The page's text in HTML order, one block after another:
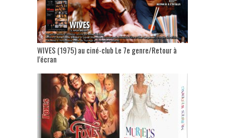
WIVES (1975) au ciné-club Le 7e genre/Retour à
l’écran